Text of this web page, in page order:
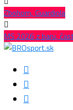
Zbohom, Guardiola
MS 2026 z baru,